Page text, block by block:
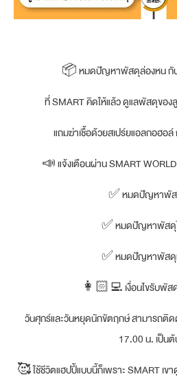
📦 หมดปัญหาพัสดุล่องหน กั
ที่ SMART คิดให้แล้ว ดูแลพัสดุขอ
แถมฆ่าเชื้อด้วยสเปร์ยแอลกอฮอ
📣 แจ้งเตือนผ่าน SMART
✅ หมดปัญหาพั
✅ หมดปัญหาพัสดุ
✅ หมดปัญหาพัสดุ
👩🏻‍💻 เงื่อนไขรับพั
วันศุกร์และวันหยุดนักขัตฤกษ์ สามารถติ
17.00 น. เป็นต้
🥰 ใช้ชีวิตแฮปปี้แบบนี้ก็เพราะ SMART เข